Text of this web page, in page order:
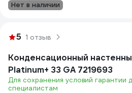
Нет в наличии
5 1 отзыв
Конденсационный
Platinum+ 33 GA 7219693
Для сохранения условий гарантии
специалистам